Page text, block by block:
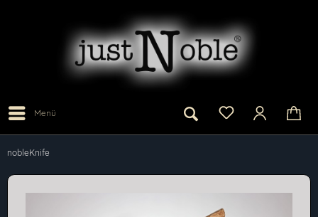
Menü
nobleKnife